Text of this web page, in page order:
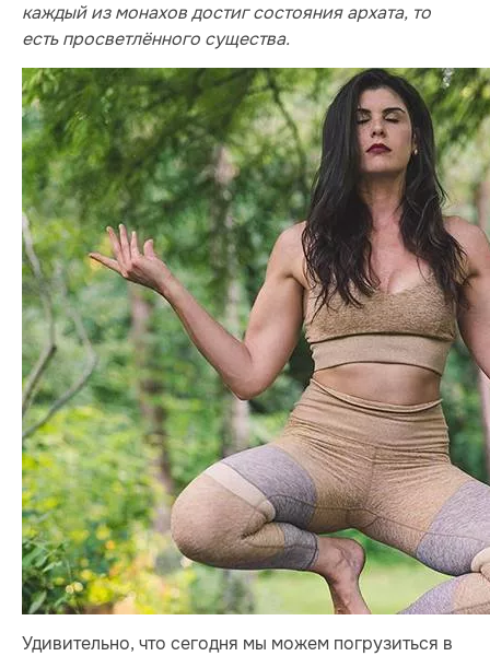
каждый из монахов достиг состояния архата, то
есть просветлённого существа.
Удивительно, что сегодня мы можем погрузиться в